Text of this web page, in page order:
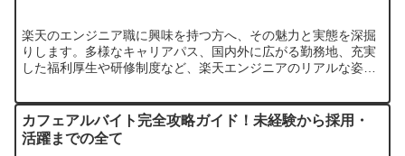
楽天のエンジニア職に興味を持つ方へ、その魅力と実態を深掘
りします。多様なキャリアパス、国内外に広がる勤務地、充実
した福利厚生や研修制度など、楽天エンジニアのリアルな姿を
情報が満載です。
カフェアルバイト完全攻略ガイド！未経験から採用・
活躍までの全て